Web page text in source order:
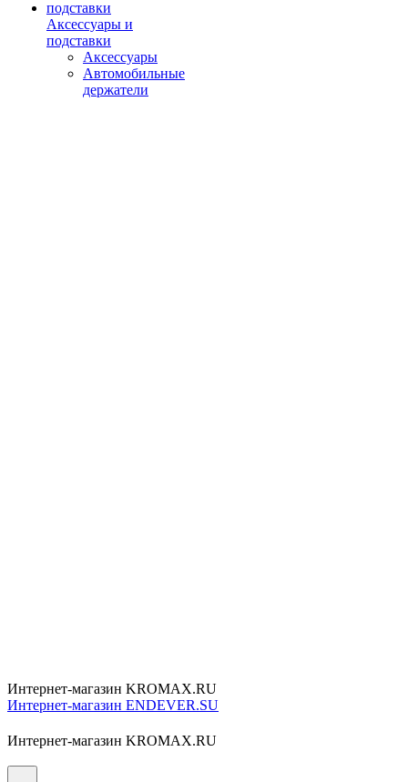
Аксессуары и
подставки
Аксессуары
Автомобильные
держатели
Интернет-магазин KROMAX.RU
Интернет-магазин ENDEVER.SU
Интернет-магазин KROMAX.RU